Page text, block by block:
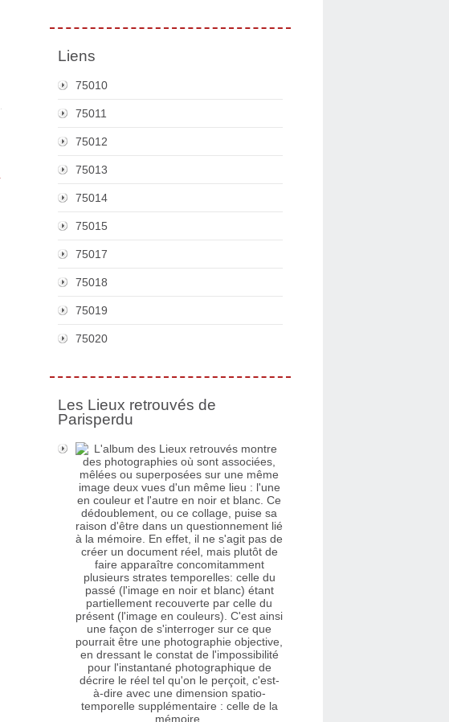
Liens
75010
75011
75012
75013
75014
75015
75017
75018
75019
75020
Les Lieux retrouvés de
Parisperdu